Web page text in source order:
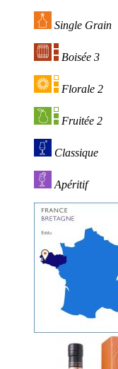
Single Grain
Boisée 3
Florale 2
Fruitée 2
Classique
Apéritif